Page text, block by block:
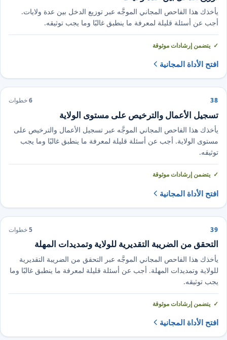
يأخذك هذا الفاحص المجاني الموجَّه عبر توزيع الدخل بين عدة ولايات.
أجب عن أسئلة قليلة لمعرفة ما ينطبق غالبًا وما يجب توثيقه.
يتضمن إرشادات موثوقة
افتح الأداة المجانية
38
6خطوات
تسجيل الأعمال والترخيص على مستوى الولاية
يأخذك هذا الفاحص المجاني الموجَّه عبر تسجيل الأعمال والترخيص على
مستوى الولاية. أجب عن أسئلة قليلة لمعرفة ما ينطبق غالبًا وما يجب
توثيقه.
يتضمن إرشادات موثوقة
افتح الأداة المجانية
39
5خطوات
التحقق من الضريبة التقديرية للولاية وتمديدات المهلة
يأخذك هذا الفاحص المجاني الموجَّه عبر التحقق من الضريبة التقديرية
للولاية وتمديدات المهلة. أجب عن أسئلة قليلة لمعرفة ما ينطبق غالبًا وما
يجب توثيقه.
يتضمن إرشادات موثوقة
افتح الأداة المجانية